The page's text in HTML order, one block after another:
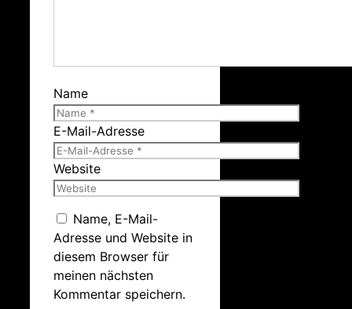
Name
E-Mail-Adresse
Website
Name, E-Mail-
Adresse und Website in
diesem Browser für
meinen nächsten
Kommentar speichern.